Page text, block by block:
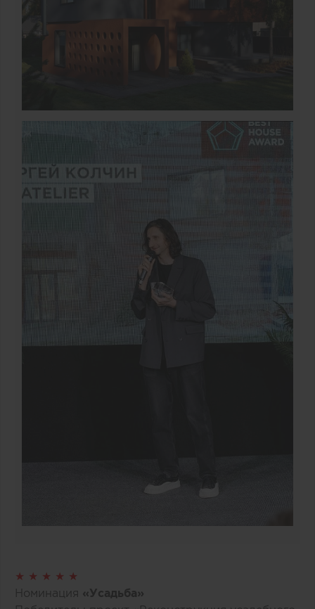
★ ★ ★ ★ ★
Номинация «Усадьба»